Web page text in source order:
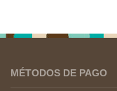
MÉTODOS DE PAGO